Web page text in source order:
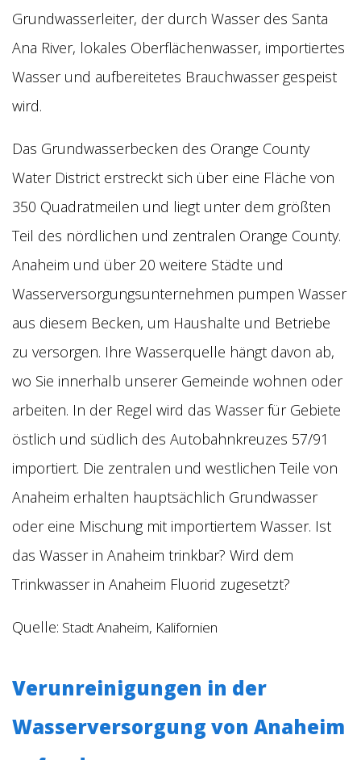
Grundwasserleiter, der durch Wasser des Santa
Ana River, lokales Oberflächenwasser, importiertes
Wasser und aufbereitetes Brauchwasser gespeist
wird.
Das Grundwasserbecken des Orange County
Water District erstreckt sich über eine Fläche von
350 Quadratmeilen und liegt unter dem größten
Teil des nördlichen und zentralen Orange County.
Anaheim und über 20 weitere Städte und
Wasserversorgungsunternehmen pumpen Wasser
aus diesem Becken, um Haushalte und Betriebe
zu versorgen. Ihre Wasserquelle hängt davon ab,
wo Sie innerhalb unserer Gemeinde wohnen oder
arbeiten. In der Regel wird das Wasser für Gebiete
östlich und südlich des Autobahnkreuzes 57/91
importiert. Die zentralen und westlichen Teile von
Anaheim erhalten hauptsächlich Grundwasser
oder eine Mischung mit importiertem Wasser. Ist
das Wasser in Anaheim trinkbar? Wird dem
Trinkwasser in Anaheim Fluorid zugesetzt?
Quelle: Stadt Anaheim, Kalifornien
Verunreinigungen in der
Wasserversorgung von Anaheim